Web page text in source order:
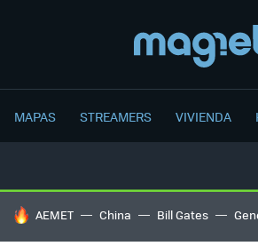
MAPAS STREAMERS VIVIENDA
HOY SE HABLA DE
AEMET China Bill Gates